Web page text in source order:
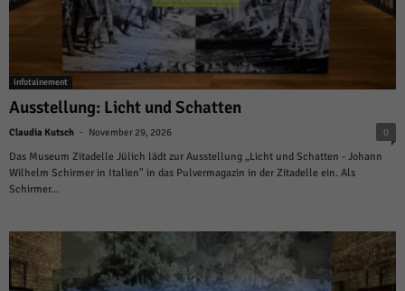
infotainement
Ausstellung: Licht und Schatten
Claudia Kutsch - November 29, 2026 0
Das Museum Zitadelle Jülich lädt zur Ausstellung „Licht und Schatten - Johann
Wilhelm Schirmer in Italien" in das Pulvermagazin in der Zitadelle ein. Als
Schirmer...